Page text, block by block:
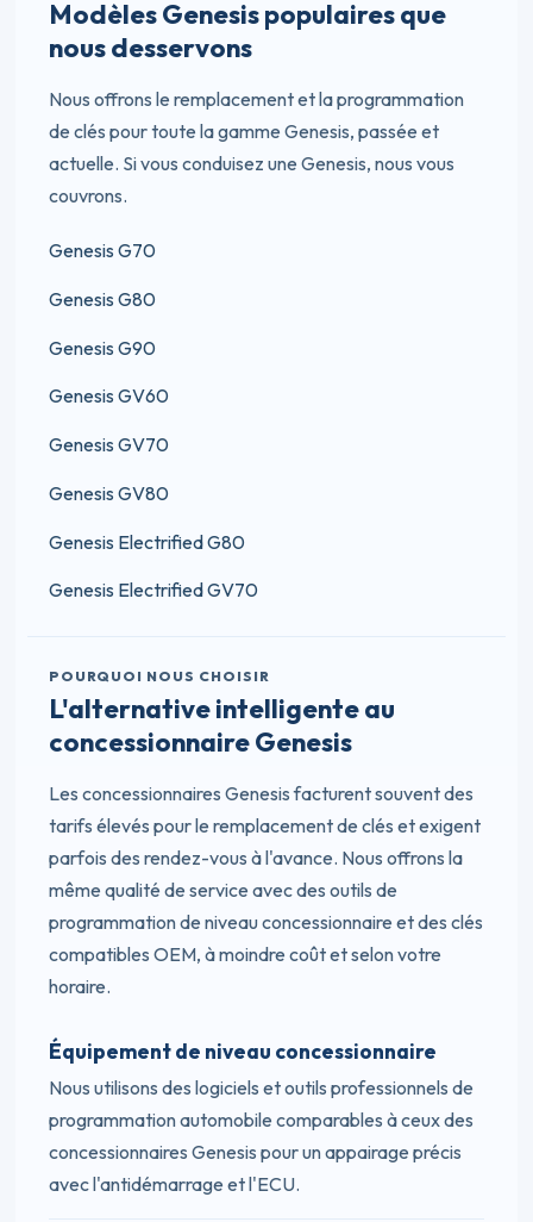
Modèles Genesis populaires que
nous desservons
Nous offrons le remplacement et la programmation
de clés pour toute la gamme Genesis, passée et
actuelle. Si vous conduisez une Genesis, nous vous
couvrons.
Genesis G70
Genesis G80
Genesis G90
Genesis GV60
Genesis GV70
Genesis GV80
Genesis Electrified G80
Genesis Electrified GV70
POURQUOI NOUS CHOISIR
L'alternative intelligente au
concessionnaire Genesis
Les concessionnaires Genesis facturent souvent des
tarifs élevés pour le remplacement de clés et exigent
parfois des rendez-vous à l'avance. Nous offrons la
même qualité de service avec des outils de
programmation de niveau concessionnaire et des clés
compatibles OEM, à moindre coût et selon votre
horaire.
Équipement de niveau concessionnaire
Nous utilisons des logiciels et outils professionnels de
programmation automobile comparables à ceux des
concessionnaires Genesis pour un appairage précis
avec l'antidémarrage et l'ECU.